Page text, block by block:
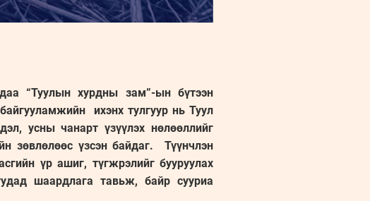
“Туулын хурдны зам”-ын бүтээн
ихэнх тулгуур нь Туул
усны чанарт үзүүлэх нөлөөллийг
зөвлөлөөс үзсэн байдаг. Түүнчлэн
үр ашиг, түгжрэлийг бууруулах
шаардлага тавьж, байр сууриа